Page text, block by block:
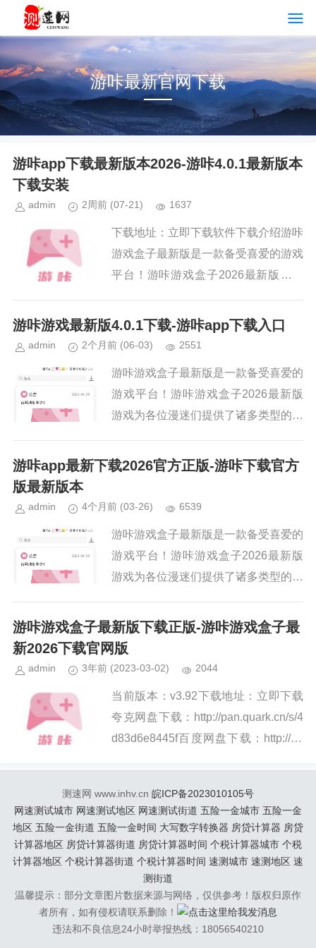
游咔最新官网下载
游咔app下载最新版本2026-游咔4.0.1最新版本
下载安装
admin 2周前 (07-21) 1637
下载地址：立即下载软件下载介绍游咔
游戏盒子最新版是一款备受喜爱的游戏
平台！游咔游戏盒子2026最新版游戏
源，这里的游戏种类很是齐全，都是可
以自由下载的，还提供了多...
游咔游戏最新版4.0.1下载-游咔app下载入口
admin 2个月前 (06-03) 2551
游咔游戏盒子最新版是一款备受喜爱的
游戏平台！游咔游戏盒子2026最新版
游戏为各位漫迷们提供了诸多类型的游
是可以自由下载的，还提供了多种游戏
游咔app最新下载2026官方正版-游咔下载官方
版最新版本
admin 4个月前 (03-26) 6539
游咔游戏盒子最新版是一款备受喜爱的
游戏平台！游咔游戏盒子2026最新版
游戏为各位漫迷们提供了诸多类型的游
是可以自由下载的，还提供了多种游戏
下载渠道，更会根...
游咔游戏盒子最新版下载正版-游咔游戏盒子最
新2026下载官网版
admin 3年前 (2023-03-02) 2044
当前版本：v3.92下载地址：立即下载
夸克网盘下载：http://pan.quark.cn/s/4
d83d6e8445f百度网盘下载：http://pa
测速网 www.inhv.cn 皖ICP备2023010105号
网速测试城市 网速测试地区 网速测试街道 五险一金城市 五险一金
地区 五险一金街道 五险一金时间 大写数字转换器 房贷计算器 房贷
计算器地区 房贷计算器街道 房贷计算器时间 个税计算器城市 个税
计算器地区 个税计算器街道 个税计算器时间 速测城市 速测地区 速
测街道
温馨提示：部分文章图片数据来源与网络，仅供参考！版权归原作
者所有，如有侵权请联系删除！
违法和不良信息24小时举报热线：18056540210